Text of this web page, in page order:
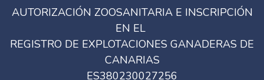
AUTORIZACIÓN ZOOSANITARIA E INSCRIPCIÓN
EN EL
REGISTRO DE EXPLOTACIONES GANADERAS DE
CANARIAS
ES380230027256